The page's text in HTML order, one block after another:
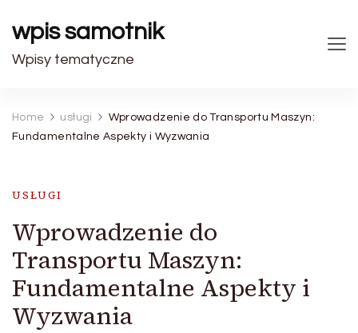
wpis samotnik
Wpisy tematyczne
Home usługi
Wprowadzenie do Transportu Maszyn:
Fundamentalne Aspekty i Wyzwania
USŁUGI
Wprowadzenie do
Transportu Maszyn:
Fundamentalne Aspekty i
Wyzwania